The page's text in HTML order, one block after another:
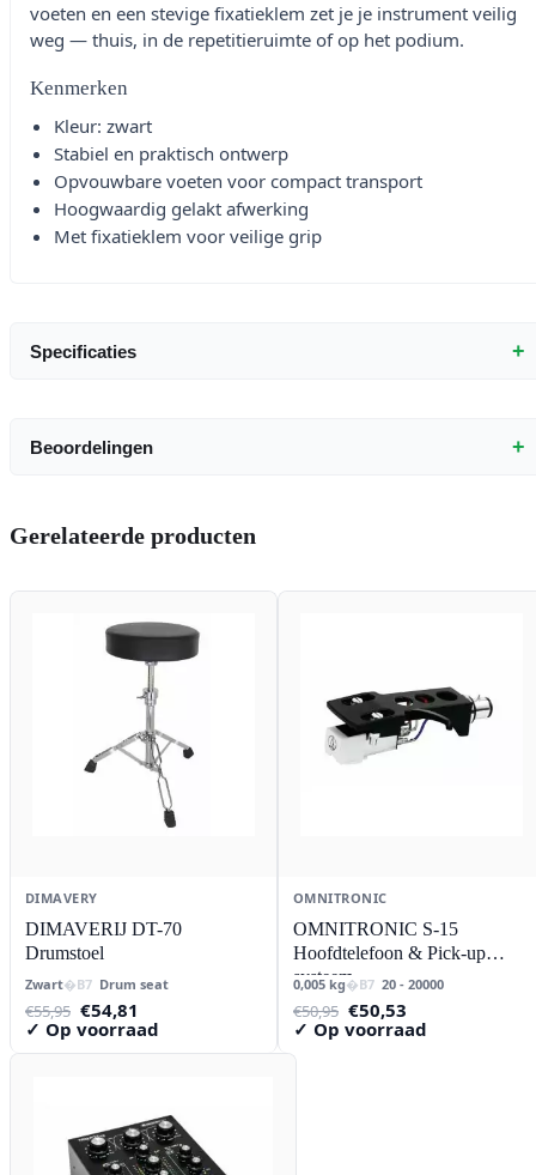
voeten en een stevige fixatieklem zet je je instrument veilig
weg — thuis, in de repetitieruimte of op het podium.
Kenmerken
Kleur: zwart
Stabiel en praktisch ontwerp
Opvouwbare voeten voor compact transport
Hoogwaardig gelakt afwerking
Met fixatieklem voor veilige grip
Specificaties +
Beoordelingen +
Gerelateerde producten
DIMAVERY
DIMAVERIJ DT-70
Drumstoel
Zwart Drum seat
€55,95 Oorspronkelijke
prijs
was:
€54,81
prijs
is:
✓ Op voorraad
OMNITRONIC
OMNITRONIC S-15
Hoofdtelefoon & Pick-up
systeem
0,005 kg 20 - 20000
€50,95 Oorspronkelijke
prijs
€50,53
prijs
✓ Op voorraad